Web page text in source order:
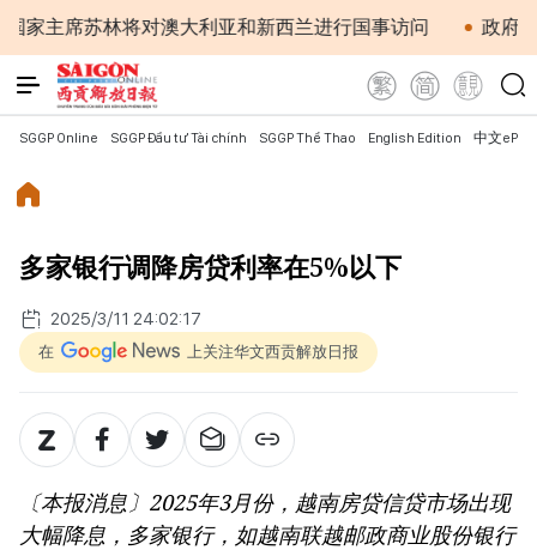
林将对澳大利亚和新西兰进行国事访问 政府总理黎明
SGGP Online SGGP Đầu tư Tài chính SGGP Thể Thao English Edition 中文
多家银行调降房贷利率在5%以下
2025/3/11 24:02:17
在 上关注华文西贡解放日报
〔本报消息〕2025年3月份，越南房贷信贷市场出现
大幅降息，多家银行，如越南联越邮政商业股份银行